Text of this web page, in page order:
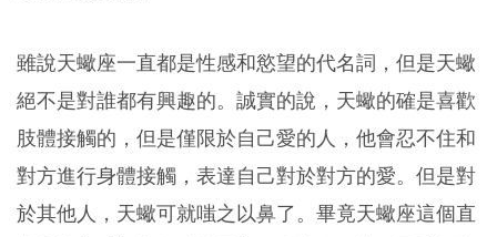
雖說天蠍座一直都是性感和慾望的代名詞，但是天蠍
絕不是對誰都有興趣的。誠實的說，天蠍的確是喜歡
肢體接觸的，但是僅限於自己愛的人，他會忍不住和
對方進行身體接觸，表達自己對於對方的愛。但是對
於其他人，天蠍可就嗤之以鼻了。畢竟天蠍座這個直